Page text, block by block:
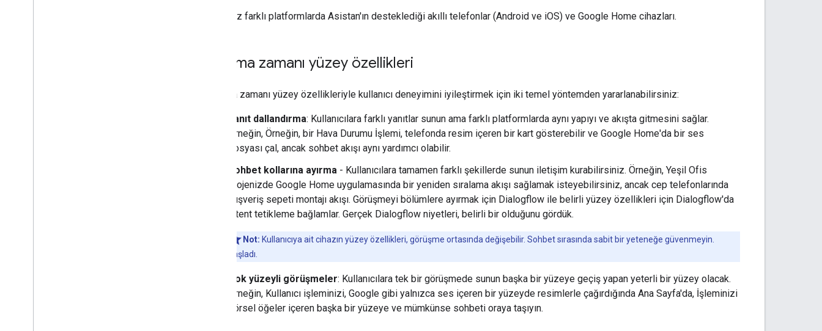
İşleminiz farklı platformlarda Asistan'ın desteklediği akıllı telefonlar (Android ve iOS) ve Google Home cihazları.
Çalışma zamanı yüzey özellikleri
Çalışma zamanı yüzey özellikleriyle kullanıcı deneyimini iyileştirmek için iki temel yöntemden yararlanabilirsiniz:
Yanıt dallandırma: Kullanıcılara farklı yanıtlar sunun ama farklı platformlarda aynı yapıyı ve akışta gitmesini sağlar.
Örneğin, Örneğin, bir Hava Durumu İşlemi, telefonda resim içeren bir kart gösterebilir ve Google Home'da bir ses
dosyası çal, ancak sohbet akışı aynı yardımcı olabilir.
Sohbet kollarına ayırma - Kullanıcılara tamamen farklı şekillerde sunun iletişim kurabilirsiniz. Örneğin, Yeşil Ofis
projenizde Google Home uygulamasında bir yeniden sıralama akışı sağlamak isteyebilirsiniz, ancak cep telefonlarında
alışveriş sepeti montajı akışı. Görüşmeyi bölümlere ayırmak için Dialogflow ile belirli yüzey özellikleri için Dialogflow'da
intent tetikleme bağlamlar. Gerçek Dialogflow niyetleri, belirli bir olduğunu gördük.
Not: Kullanıcıya ait cihazın yüzey özellikleri, görüşme ortasında değişebilir. Sohbet sırasında sabit bir yeteneğe güvenmeyin.
başladı.
Çok yüzeyli görüşmeler: Kullanıcılara tek bir görüşmede sunun başka bir yüzeye geçiş yapan yeterli bir yüzey olacak.
Örneğin, Kullanıcı işleminizi, Google gibi yalnızca ses içeren bir yüzeyde resimlerle çağırdığında Ana Sayfa'da, İşleminizi
görsel öğeler içeren başka bir yüzeye ve mümkünse sohbeti oraya taşıyın.